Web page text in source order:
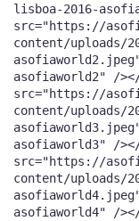
lisboa-2016-
src="https://
content/uploads/
asofiaworld2" /
src="https://
content/uploads/
asofiaworld3" /
src="https://
content/uploads/
asofiaworld4" /